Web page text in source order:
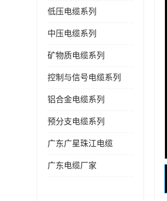
低压电缆系列
中压电缆系列
矿物质电缆系列
控制与信号电缆系列
铝合金电缆系列
预分支电缆系列
广东广星珠江电缆
广东电缆厂家